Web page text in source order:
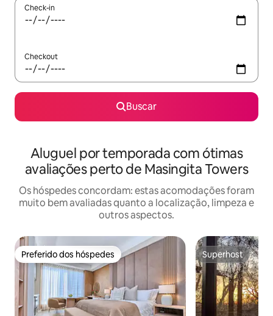
Check-in
Checkout
Buscar
Aluguel por temporada com ótimas
avaliações perto de Masingita Towers
Os hóspedes concordam: estas acomodações foram
muito bem avaliadas quanto a localização, limpeza e
outros aspectos.
Preferido dos hóspedes
Preferido dos hóspedes Superhost
Superhost